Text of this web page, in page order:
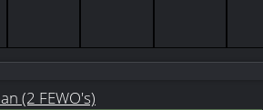
(2 FEWO's)